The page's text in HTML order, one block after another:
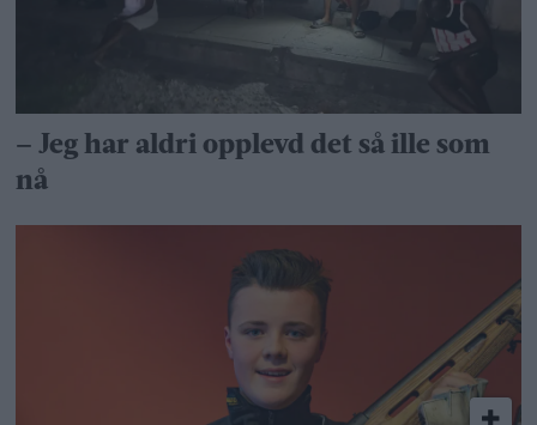
– Jeg har aldri opplevd det så ille som
nå